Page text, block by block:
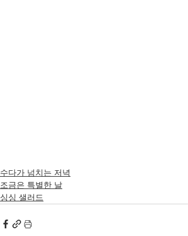
수다가 넘치는 저녁
조금은 특별한 날
싱싱 샐러드